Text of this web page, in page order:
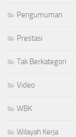
Pengumuman
Prestasi
Tak Berkategori
Video
WBK
Wilayah Kerja